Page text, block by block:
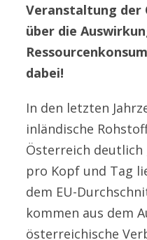
Veranstaltung der
über die
dabei!
In den letzten
inländische
Österreich deutlich
pro Kopf und Tag
dem EU-
kommen aus dem
österreichische